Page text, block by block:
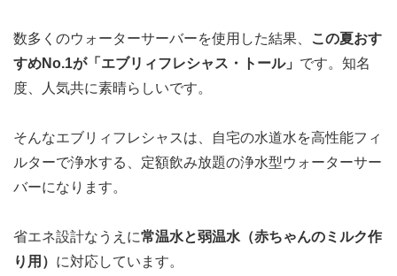
数多くのウォーターサーバーを使用した結果、
この夏おす
すめNo.1が「エブリィフレシャス・トール」 です。知名
度、人気共に素晴らしいです。
そんなエブリィフレシャスは、自宅の水道水を高性能フィ
ルターで浄水する、定額飲み放題の浄水型ウォーターサー
バーになります。
省エネ設計なうえに常温水と弱温水 （赤ちゃんのミルク作
り用） に対応しています。